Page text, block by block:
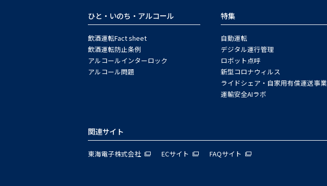
ひと・いのち・アルコール
飲酒運転Fact sheet
飲酒運転防止条例
アルコールインターロック
アルコール問題
特集
自動運転
デジタル運行管理
ロボット点呼
新型コロナウィルス
ライドシェア・自家用有償運送事業
運輸安全AIラボ
関連サイト
東海電子株式会社 ECサイト FAQサイト